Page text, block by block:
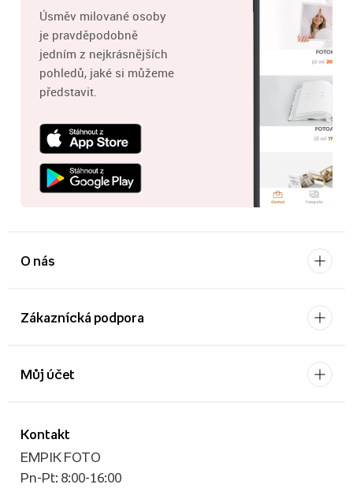
Úsměv milované osoby
je pravděpodobně
jedním z nejkrásnějších
pohledů, jaké si můžeme
představit.
O nás
Zákaznícká podpora
Kontakt
EMPIK FOTO
Pn-Pt: 8:00-16:00
Můj účet